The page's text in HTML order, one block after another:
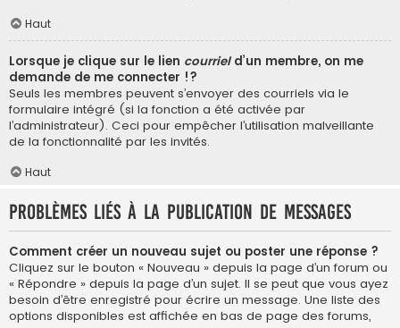
Haut
Lorsque je clique sur le lien courrield’un membre, on me
demande de me connecter !?
Seuls les membres peuvent s’envoyer des courriels via le
formulaire intégré (si la fonction a été activée par
l’administrateur). Ceci pour empêcher l’utilisation malveillante
de la fonctionnalité par les invités.
Haut
Problèmes liés à la publication de messages
Comment créer un nouveau sujet ou poster une réponse ?
Cliquez sur le bouton « Nouveau » depuis la page d’un forum ou
« Répondre » depuis la page d’un sujet. Il se peut que vous ayez
besoin d’être enregistré pour écrire un message. Une liste des
options disponibles est affichée en bas de page des forums,